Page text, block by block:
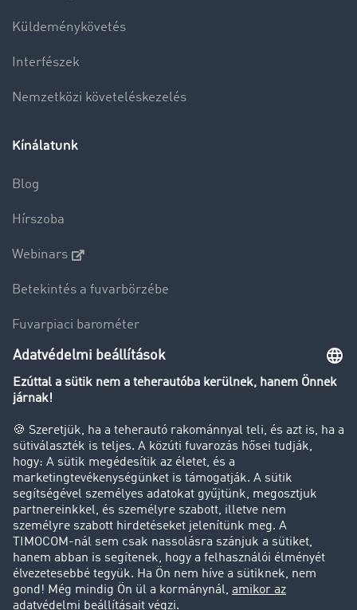
Küldeménykövetés
Interfészek
Nemzetközi követeléskezelés
Kínálatunk
Blog
Hírszoba
Webinars
Betekintés a fuvarbörzébe
Fuvarpiaci barométer
Transzportlexikon
Tehergépkocsi-forgalomkorlátozás
Cég
Sikertörténetek
Ügyfél hoz ügyfelet
Jogi információk
Impresszum